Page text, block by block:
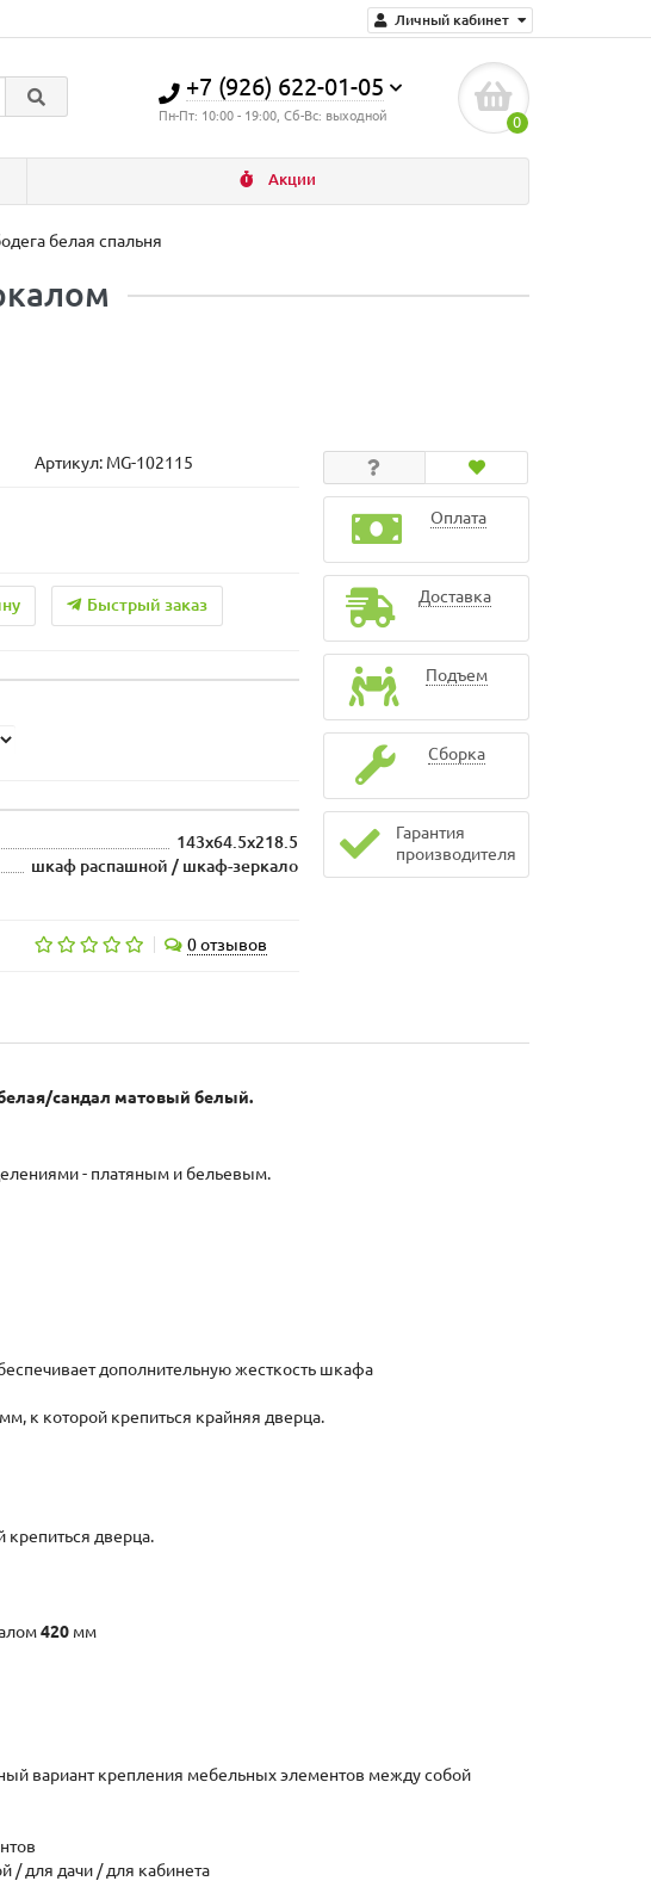
Личный кабинет
+7 (926) 622-01-05
Пн-Пт: 10:00 - 19:00, Сб-Вс: выходной 0
Акции
белая спальня
Артикул: MG-102115
Быстрый заказ
143x64.5x218.5
шкаф распашной / шкаф-зеркало
0 отзывов
Оплата
Доставка
Подъем
Сборка
Гарантия
производителя
сандал матовый белый.
- платяным и бельевым.
дополнительную жесткость шкафа
мм, к которой крепиться крайняя дверца.
крепиться дверца.
420 мм
вариант крепления мебельных элементов между собой
/ для дачи / для кабинета